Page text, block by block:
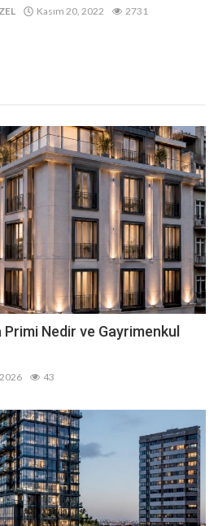
Kasım 20, 2022 2731
Nedir ve Gayrimenkul
43